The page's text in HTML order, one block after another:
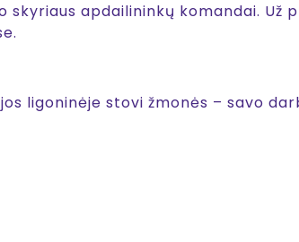
apdailininkų komandai. Už
ligoninėje stovi žmonės – savo